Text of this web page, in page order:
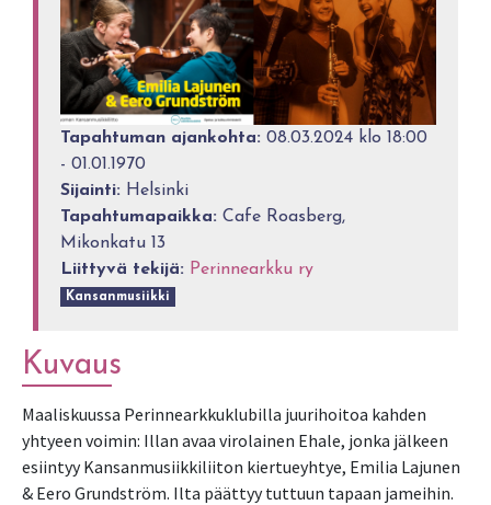
Tapahtuman ajankohta: 08.03.2024 klo 18:00
- 01.01.1970
Sijainti: Helsinki
Tapahtumapaikka: Cafe Roasberg,
Mikonkatu 13
Liittyvä tekijä: Perinnearkku ry
Kansanmusiikki
Kuvaus
Maaliskuussa Perinnearkkuklubilla juurihoitoa kahden
yhtyeen voimin: Illan avaa virolainen Ehale, jonka jälkeen
esiintyy Kansanmusiikkiliiton kiertueyhtye, Emilia Lajunen
& Eero Grundström. Ilta päättyy tuttuun tapaan jameihin.